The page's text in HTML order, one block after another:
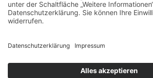
Artikel zum Download - Religion
Artikel zum Download
Autorenrunden
Individuelle Lernwege Teil II A
Individuelle Lernwege Teil II B